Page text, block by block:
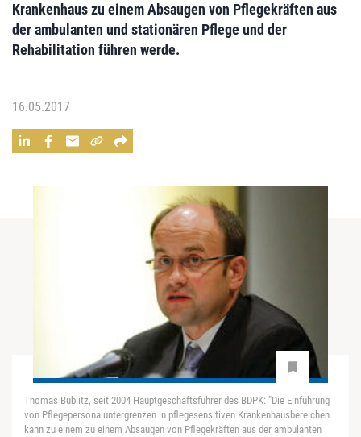
Krankenhauszu einem Absaugen von Pflegekräften aus
der ambulanten und stationären Pflege und der
Rehabilitation führen werde.
16.05.2017
Thomas Bublitz, seit 2004 Hauptgeschäftsführer des BDPK: "Die Einführung
von Pflegepersonaluntergrenzen in pflegesensitiven Krankenhausbereichen
kann zu einem zu einem Absaugen von Pflegekräften aus der ambulanten